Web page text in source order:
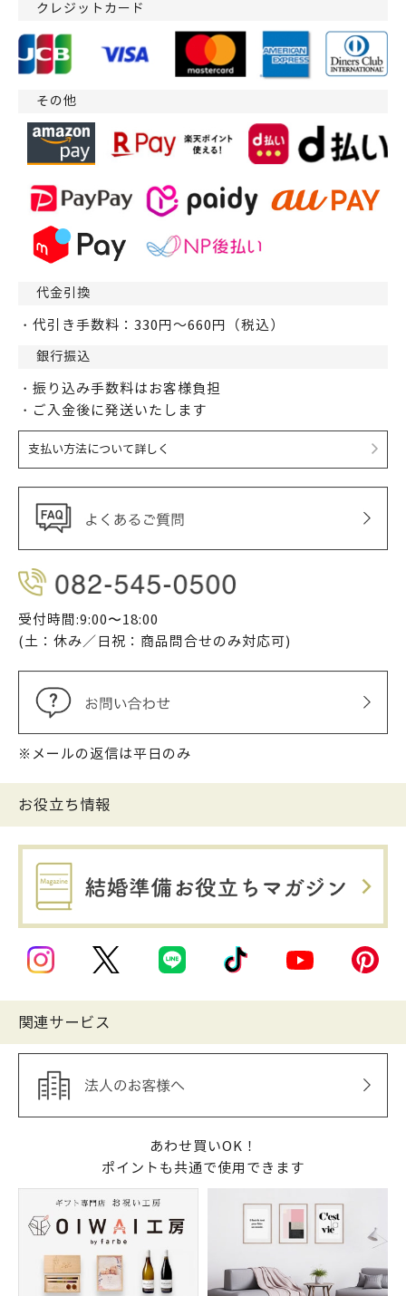
クレジットカード
その他
代金引換
・代引き手数料：330円～660円（税込）
銀行振込
・振り込み手数料はお客様負担
・ご入金後に発送いたします
支払い方法について詳しく
受付時間:9:00〜18:00
(土：休み／日祝：商品問合せのみ対応可)
※メールの返信は平日のみ
お役立ち情報
関連サービス
あわせ買いOK！
ポイントも共通で使用できます